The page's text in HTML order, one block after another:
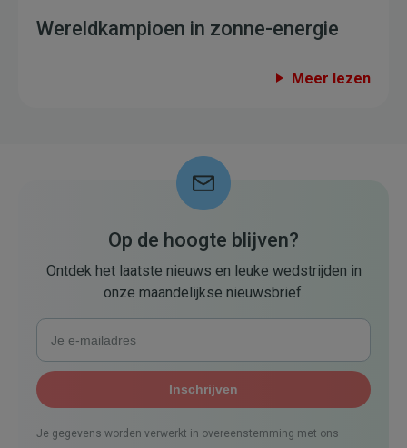
Wereldkampioen in zonne-energie
Meer lezen
Op de hoogte blijven?
Ontdek het laatste nieuws en leuke wedstrijden in
onze maandelijkse nieuwsbrief.
Je gegevens worden verwerkt in overeenstemming met ons